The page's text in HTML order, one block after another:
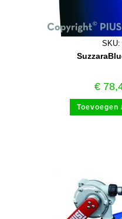
SKU:
€
Toevoegen